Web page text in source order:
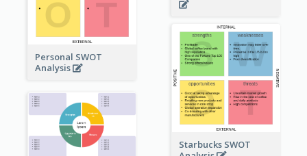
Personal SWOT
Analysis
Starbucks SWOT